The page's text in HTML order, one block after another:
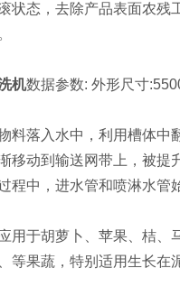
状态，去除产品表面农残
机数据参数: 外形尺寸
落入水中，利用槽体中翻
移动到输送网带上，被提
程中，进水管和喷淋水管
于胡萝卜、苹果、桔、马
等果蔬，特别适用生长在